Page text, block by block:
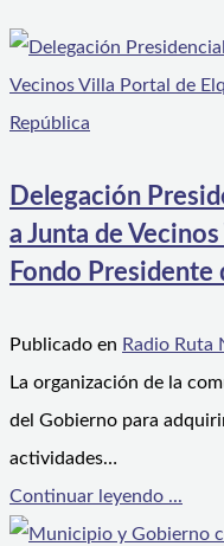
Delegación
a Junta de
Fondo Presidente
Publicado en Radio Ruta
La organización de la
del Gobierno para
actividades…
Continuar leyendo ...